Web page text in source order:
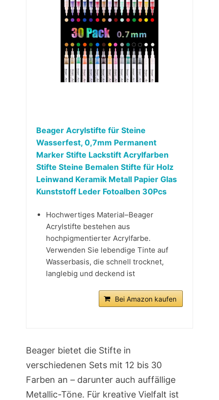
Beager Acrylstifte für Steine
Wasserfest, 0,7mm Permanent
Marker Stifte Lackstift Acrylfarben
Stifte Steine Bemalen Stifte für Holz
Leinwand Keramik Metall Papier Glas
Kunststoff Leder Fotoalben 30Pcs
Hochwertiges Material–Beager
Acrylstifte bestehen aus
hochpigmentierter Acrylfarbe.
Verwenden Sie lebendige Tinte auf
Wasserbasis, die schnell trocknet,
langlebig und deckend ist
Bei Amazon kaufen
Beager bietet die Stifte in
verschiedenen Sets mit 12 bis 30
Farben an – darunter auch auffällige
Metallic-Töne. Für kreative Vielfalt ist